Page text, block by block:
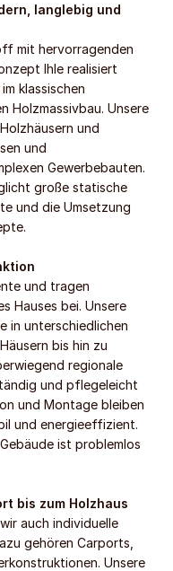
langlebig und
mit hervorragenden
Ihle realisiert
klassischen
Holzmassivbau. Unsere
und
und
Gewerbebauten.
große statische
und die Umsetzung
und tragen
Hauses bei. Unsere
in unterschiedlichen
bis hin zu
regionale
und pflegeleicht
und Montage bleiben
und energieeffizient.
ist problemlos
bis zum Holzhaus
auch individuelle
gehören Carports,
Unsere